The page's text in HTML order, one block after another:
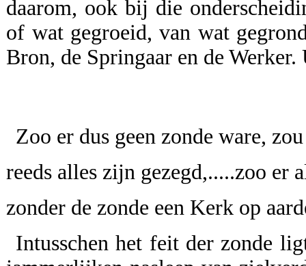
daarom, ook bij die
of wat gegroeid, van wat
Bron, de Springaar en de
Zoo er dus geen zonde ware,
reeds alles zijn gezegd,.....zoo er
zonder de zonde een Kerk op
Intusschen het feit der zonde